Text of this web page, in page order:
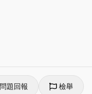
問題回報 檢舉